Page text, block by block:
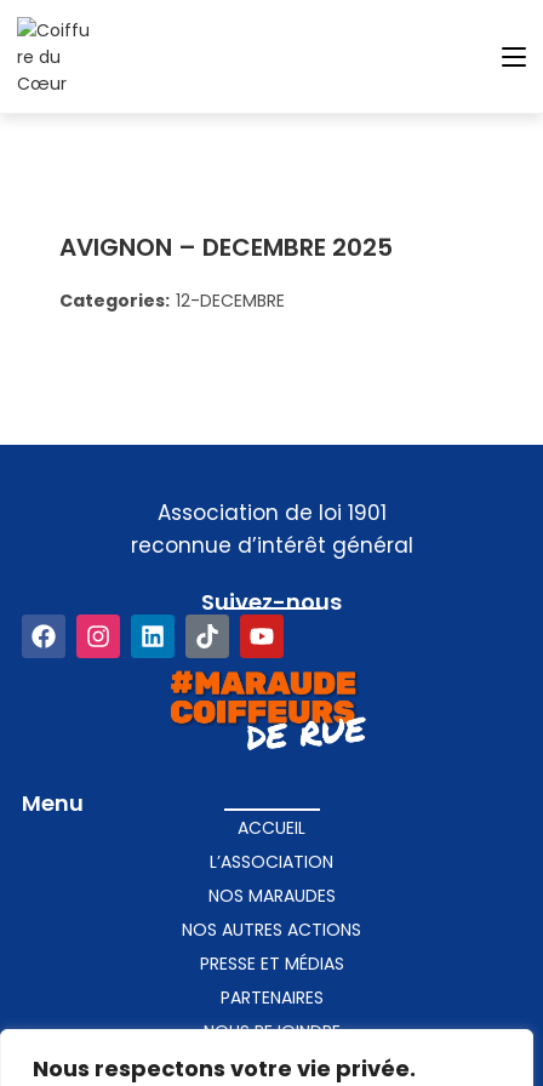
Nous respectons votre vie privée.
AVIGNON – DECEMBRE 2025
Categories: 12-DECEMBRE
Association de loi 1901
reconnue d’intérêt général
Menu
ACCUEIL
L’ASSOCIATION
NOS MARAUDES
NOS AUTRES ACTIONS
PRESSE ET MÉDIAS
PARTENAIRES
NOUS REJOINDRE
CONTACT
Suivez-nous​